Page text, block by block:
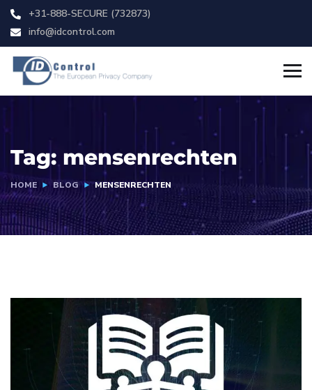
+31-888-SECURE (732873)
info@idcontrol.com
Tag: mensenrechten
HOME BLOG MENSENRECHTEN